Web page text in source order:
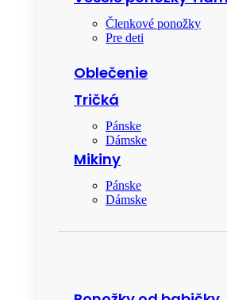
Členkové ponožky
Pre deti
Oblečenie
Tričká
Pánske
Dámske
Mikiny
Pánske
Dámske